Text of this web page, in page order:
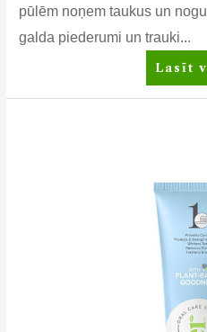
pūlēm noņem taukus un
galda piederumi un trauki...
DISH
Lasīt